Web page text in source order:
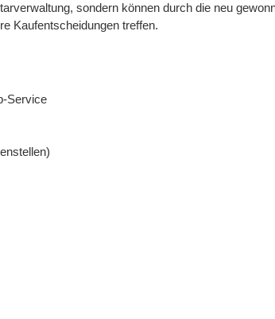
sondern können durch die neu
Kaufentscheidungen treffen.
Service